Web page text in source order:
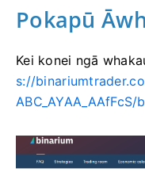
Pokapū
Kei konei ngā
s://